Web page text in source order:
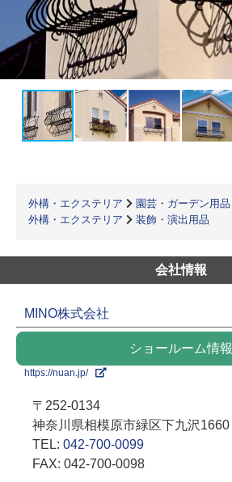
外構・エクステリア
園芸・ガーデン用品
外構・エクステリア
装飾・演出用品
会社情報
MINO株式会社
ショールーム情報
https://nuan.jp/
〒252-0134
神奈川県相模原市緑区下九沢1660
TEL: 042-700-0099
FAX: 042-700-0098